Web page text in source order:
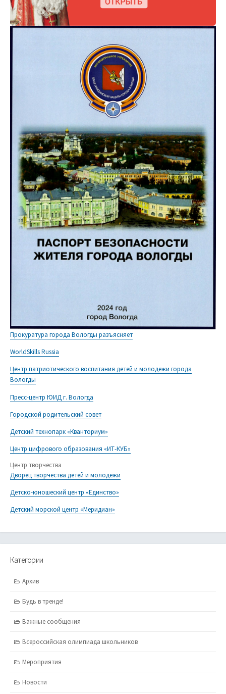
Прокуратура города Вологды разъясняет
WorldSkills Russia
Центр патриотического воспитания детей и молодежи города
Вологды
Пресс-центр ЮИД г. Вологда
Городской родительский совет
Детский технопарк «Кванториум»
Центр цифрового образования «ИТ-КУБ»
Центр творчества
Дворец творчества детей и молодежи
Детско-юношеский центр «Единство»
Детский морской центр «Меридиан»
Категории
Архив
Будь в тренде!
Важные сообщения
Всероссийская олимпиада школьников
Мероприятия
Новости